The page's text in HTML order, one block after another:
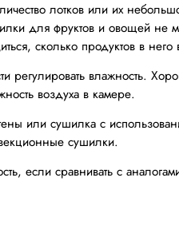
лотков или их
для фруктов и овощей не
сколько продуктов в него
регулировать влажность.
воздуха в камере.
или сушилка с
сушилки.
если сравнивать с